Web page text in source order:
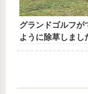
グランドゴルフが
ように除草しまし